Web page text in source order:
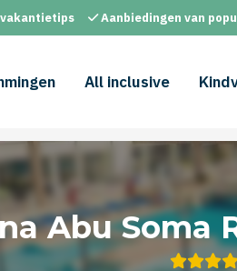
Aanbiedingen van
All inclusive
Abu Soma